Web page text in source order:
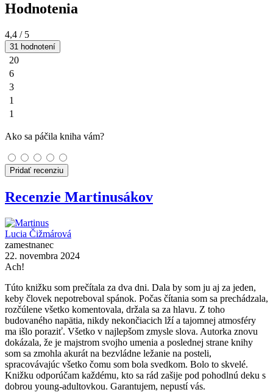
Hodnotenia
4,4 / 5
31 hodnotení
20
6
3
1
1
Ako sa páčila kniha vám?
Pridať recenziu
Recenzie Martinusákov
Lucia Čižmárová
zamestnanec
22. novembra 2024
Ach!
Túto knižku som prečítala za dva dni. Dala by som ju aj za jeden,
keby človek nepotreboval spánok. Počas čítania som sa prechádzala,
rozčúlene všetko komentovala, držala sa za hlavu. Z toho
budovaného napätia, nikdy nekončiacich lží a tajomnej atmosféry
ma išlo poraziť. Všetko v najlepšom zmysle slova. Autorka znovu
dokázala, že je majstrom svojho umenia a poslednej strane knihy
som sa zmohla akurát na bezvládne ležanie na posteli,
spracovávajúc všetko čomu som bola svedkom. Bolo to skvelé.
Knižku odporúčam každému, kto sa rád zašije pod pohodlnú deku s
dobrou young-adultovkou. Garantujem, nepustí vás.